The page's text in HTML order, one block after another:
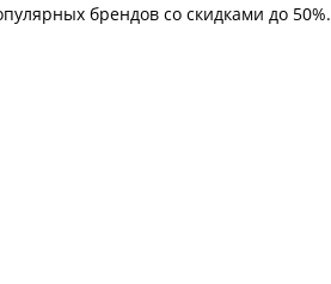
брендов со скидками до 50%.